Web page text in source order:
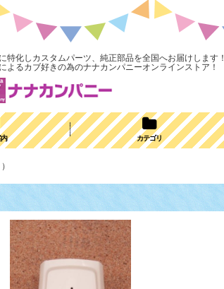
特化しカスタムパーツ、純正部品を全国へお届けします！
よるカブ好きの為のナナカンパニーオンラインストア！
カテゴリ